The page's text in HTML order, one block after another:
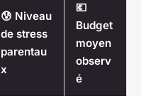
😰 Niveau
de stress
parentau
x
💶
Budget
moyen
observ
é